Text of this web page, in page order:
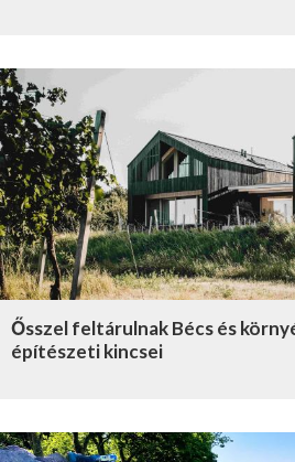
Ősszel feltárulnak Bécs és
építészeti kincsei